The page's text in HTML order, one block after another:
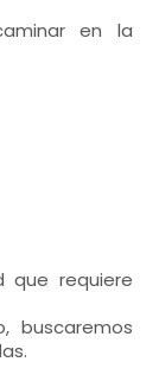
en la
que requiere
buscaremos